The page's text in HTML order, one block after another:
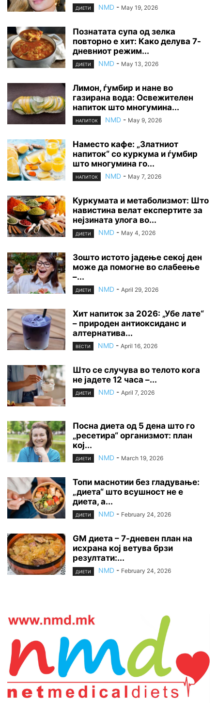
ДИЕТИ NMD - May 19, 2026
Познатата супа од зелка
повторно е хит: Како делува 7-
дневниот режим...
ДИЕТИ NMD - May 13, 2026
Лимон, ѓумбир и нане во
газирана вода: Освежителен
напиток што многумина...
НАПИТОК NMD - May 9, 2026
Наместо кафе: „Златниот
напиток“ со куркума и ѓумбир
што многумина го...
НАПИТОК NMD - May 7, 2026
Куркумата и метаболизмот: Што
навистина велат експертите за
нејзината улога во...
ДИЕТИ NMD - May 4, 2026
Зошто истото јадење секој ден
може да помогне во слабеење
–...
ДИЕТИ NMD - April 29, 2026
Хит напиток за 2026: „Убе лате“
– природен антиоксиданс и
алтернатива...
ВЕСТИ NMD - April 16, 2026
Што се случува во телото кога
не јадете 12 часа –...
ДИЕТИ NMD - April 7, 2026
Посна диета од 5 дена што го
„ресетира“ организмот: план
кој...
ДИЕТИ NMD - March 19, 2026
Топи маснотии без гладување:
„диета“ што всушност не е
диета, а...
ДИЕТИ NMD - February 24, 2026
GM диета – 7-дневен план на
исхрана кој ветува брзи
резултати:...
ДИЕТИ NMD - February 24, 2026